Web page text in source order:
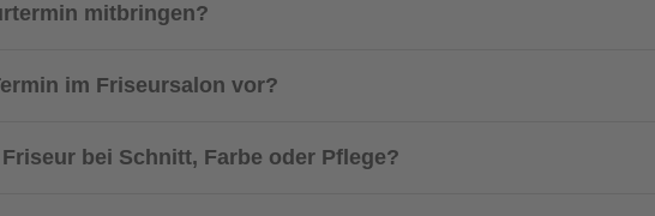
mitbringen?
im Friseursalon vor?
bei Schnitt, Farbe oder Pflege?